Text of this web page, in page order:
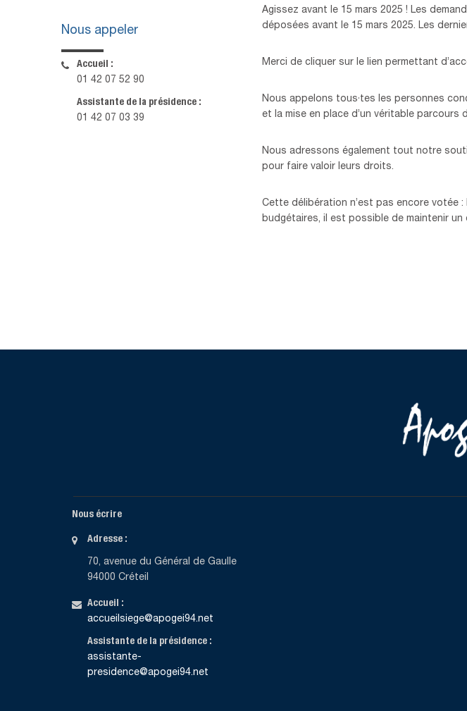
Agissez avant le 15 mars 2025 ! Les
déposées avant le 15 mars 2025. Les
Merci de cliquer sur le lien permettant
Nous appelons tous·tes les personnes
et la mise en place d’un véritable
Nous adressons également tout notre
pour faire valoir leurs droits.
Cette délibération n’est pas encore votée
budgétaires, il est possible de maintenir
Nous appeler
Accueil :
01 42 07 52 90
Assistante de la présidence :
01 42 07 03 39
Nous écrire
Adresse :
70, avenue du Général de Gaulle
94000 Créteil
Accueil :
accueilsiege@apogei94.net
Assistante de la présidence :
assistante-
presidence@apogei94.net